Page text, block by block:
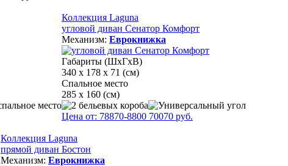
Коллекция Laguna
угловой диван Сенатор Комфорт
Механизм: Еврокнижка
Габариты (ШхГхВ)
340 х 178 х 71 (см)
Спальное место
285 х 160 (см)
Цена от: 78870-8800 70070 руб.
Коллекция Laguna
прямой диван Бостон
Механизм: Еврокнижка